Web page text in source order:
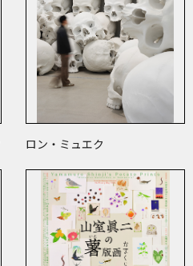
ロン・ミュエク